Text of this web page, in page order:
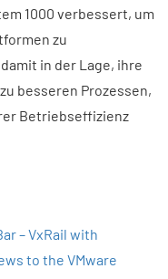
1000 verbessert, um
zu
in der Lage, ihre
besseren Prozessen,
Betriebseffizienz
– VxRail with
to the VMware